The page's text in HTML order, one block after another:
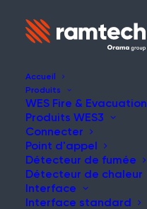
Accueil
Produits
WES Fire & Evacuation
Produits WES3
Connecter
Point d'appel
Détecteur de fumée
Détecteur de chaleur
Interface
Interface standard